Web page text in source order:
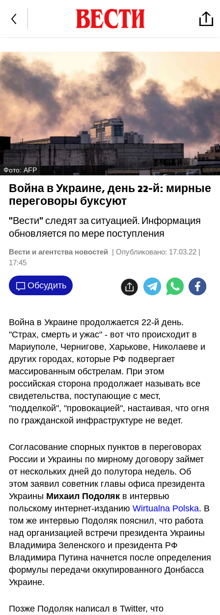
Фото: AFP
Война в Украине, день 22-й: мирные
переговоры буксуют
"Вести" следят за ситуацией. Информация
обновляется по мере поступления
Вести и агентства новостей | Опубликовано: 17.03.22 |
17:45
Обсудить
Война в Украине продолжается 22-й день.
"Страх, смерть и ужас" - вот что происходит в
Мариуполе, Чернигове, Харькове, Николаеве и
других городах, которые РФ подвергает
массированным обстрелам. При этом
российская сторона продолжает называть все
свидетельства, поступающие с мест,
"подделкой", "провокацией", настаивая, что огня
по гражданской инфраструктуре не ведет.
Согласование спорных пунктов в переговорах
России и Украины по мирному договору займет
от нескольких дней до полутора недель. Об
этом заявил советник главы офиса президента
Украины Михаил Подоляк в интервью
польскому интернет-изданию Wirtualna Polska. В
том же интервью Подоляк пояснил, что работа
над организацией встречи президента Украины
Владимира Зеленского и президента РФ
Владимира Путина начнется после определения
формулы передачи оккупированного Донбасса
Украине.
Позже Подоляк написал в Twitter, что